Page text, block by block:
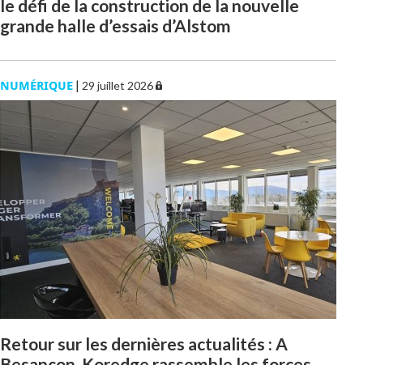
le défi de la construction de la nouvelle
grande halle d’essais d’Alstom
NUMÉRIQUE | 29 juillet 2026
Retour sur les dernières actualités : A